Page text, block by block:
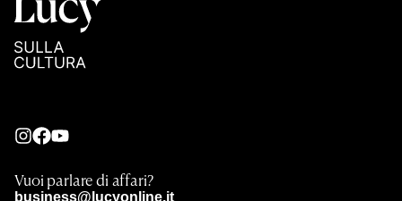
Vuoi parlare di affari?
business@lucyonline.it